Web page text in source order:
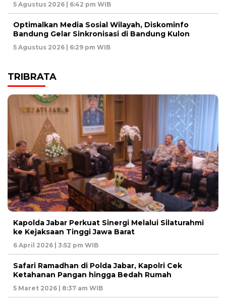
5 Agustus 2026 | 6:42 pm WIB
Optimalkan Media Sosial Wilayah, Diskominfo
Bandung Gelar Sinkronisasi di Bandung Kulon
5 Agustus 2026 | 6:29 pm WIB
TRIBRATA
Kapolda Jabar Perkuat Sinergi Melalui Silaturahmi
ke Kejaksaan Tinggi Jawa Barat
6 April 2026 | 3:52 pm WIB
Safari Ramadhan di Polda Jabar, Kapolri Cek
Ketahanan Pangan hingga Bedah Rumah
5 Maret 2026 | 8:37 am WIB